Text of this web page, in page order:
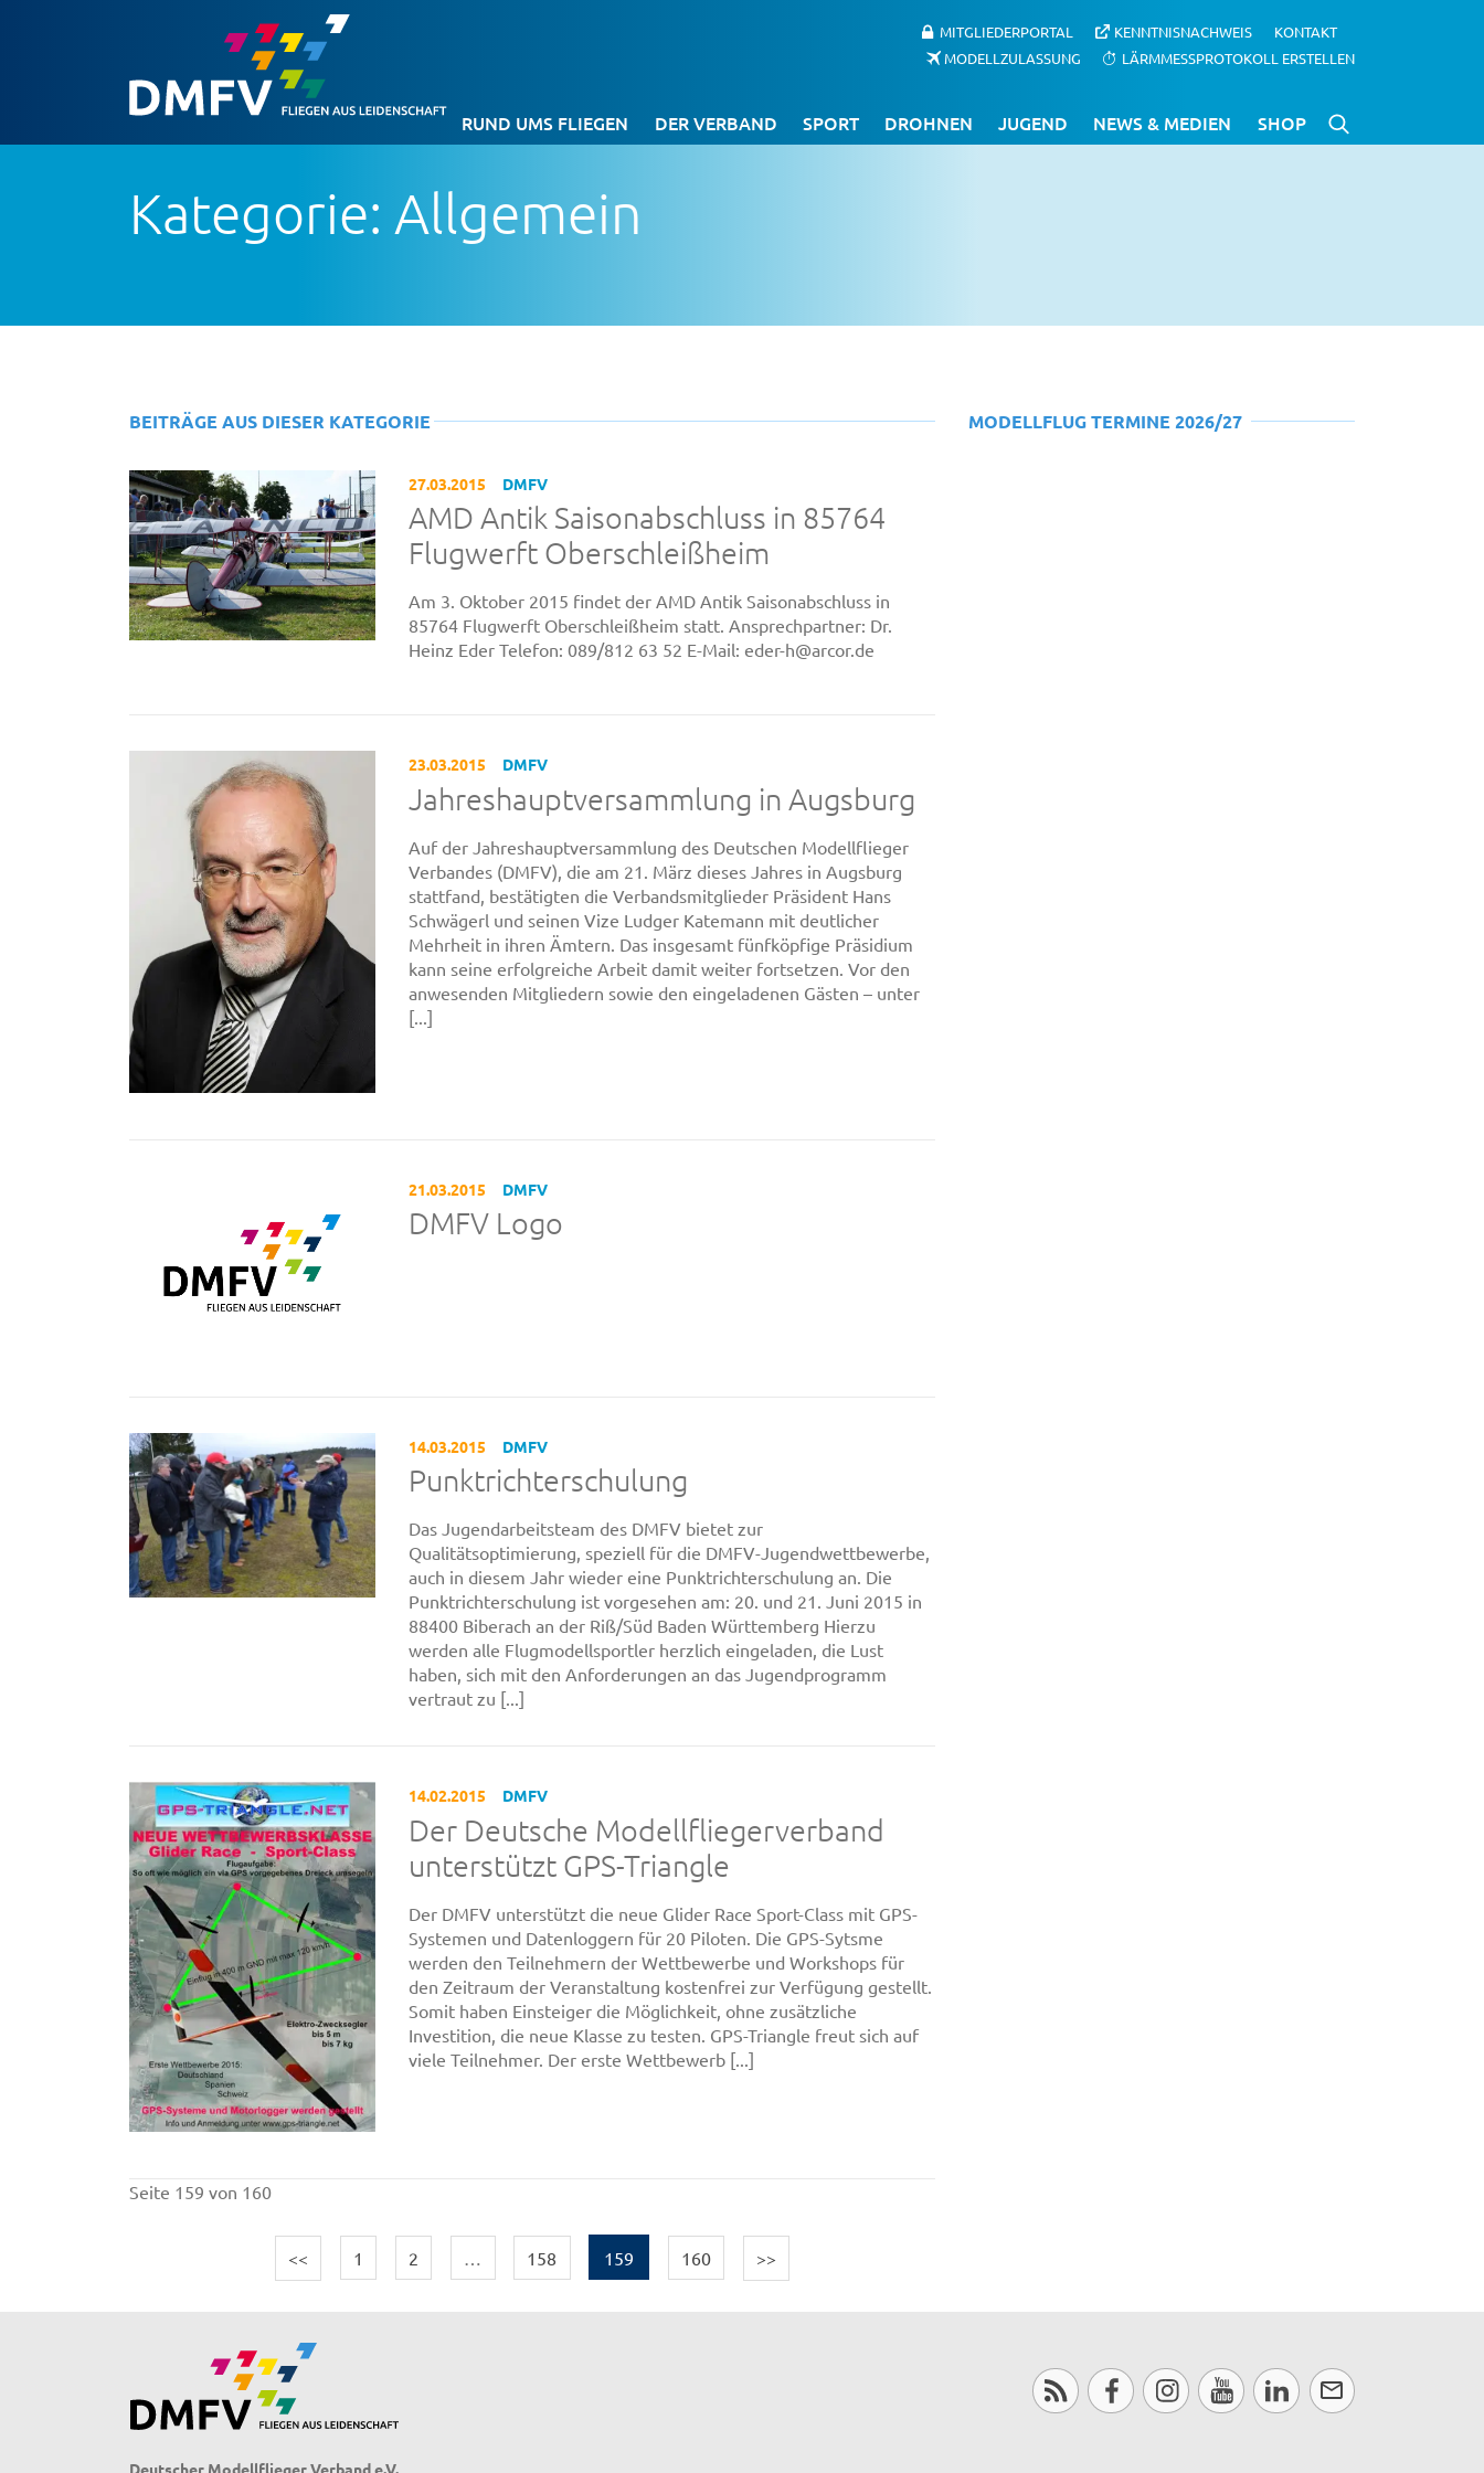
MITGLIEDERPORTAL KENNTNISNACHWEIS
KONTAKT
MODELLZULASSUNG
LÄRMMESSPROTOKOLL ERSTELLEN
RUND UMS FLIEGEN DER VERBAND SPORT DROHNEN JUGEND NEWS & MEDIEN SHOP
Kategorie: Allgemein
BEITRÄGE AUS DIESER KATEGORIE
27.03.2015 DMFV
AMD Antik Saisonabschluss in 85764
Flugwerft Oberschleißheim
Am 3. Oktober 2015 findet der AMD Antik Saisonabschluss in
85764 Flugwerft Oberschleißheim statt. Ansprechpartner: Dr.
Heinz Eder Telefon: 089/812 63 52 E-Mail: eder-h@arcor.de
23.03.2015 DMFV
Jahreshauptversammlung in Augsburg
Auf der Jahreshauptversammlung des Deutschen Modellflieger
Verbandes (DMFV), die am 21. März dieses Jahres in Augsburg
stattfand, bestätigten die Verbandsmitglieder Präsident Hans
Schwägerl und seinen Vize Ludger Katemann mit deutlicher
Mehrheit in ihren Ämtern. Das insgesamt fünfköpfige Präsidium
kann seine erfolgreiche Arbeit damit weiter fortsetzen. Vor den
anwesenden Mitgliedern sowie den eingeladenen Gästen – unter
[...]
21.03.2015 DMFV
DMFV Logo
14.03.2015 DMFV
Punktrichterschulung
Das Jugendarbeitsteam des DMFV bietet zur
Qualitätsoptimierung, speziell für die DMFV-Jugendwettbewerbe,
auch in diesem Jahr wieder eine Punktrichterschulung an. Die
Punktrichterschulung ist vorgesehen am: 20. und 21. Juni 2015 in
88400 Biberach an der Riß/Süd Baden Württemberg Hierzu
werden alle Flugmodellsportler herzlich eingeladen, die Lust
haben, sich mit den Anforderungen an das Jugendprogramm
vertraut zu [...]
14.02.2015 DMFV
Der Deutsche Modellfliegerverband
unterstützt GPS-Triangle
Der DMFV unterstützt die neue Glider Race Sport-Class mit GPS-
Systemen und Datenloggern für 20 Piloten. Die GPS-Sytsme
werden den Teilnehmern der Wettbewerbe und Workshops für
den Zeitraum der Veranstaltung kostenfrei zur Verfügung gestellt.
Somit haben Einsteiger die Möglichkeit, ohne zusätzliche
Investition, die neue Klasse zu testen. GPS-Triangle freut sich auf
viele Teilnehmer. Der erste Wettbewerb [...]
Seite 159 von 160
<< 1 2 158 159 160 >>
MODELLFLUG TERMINE 2026/27